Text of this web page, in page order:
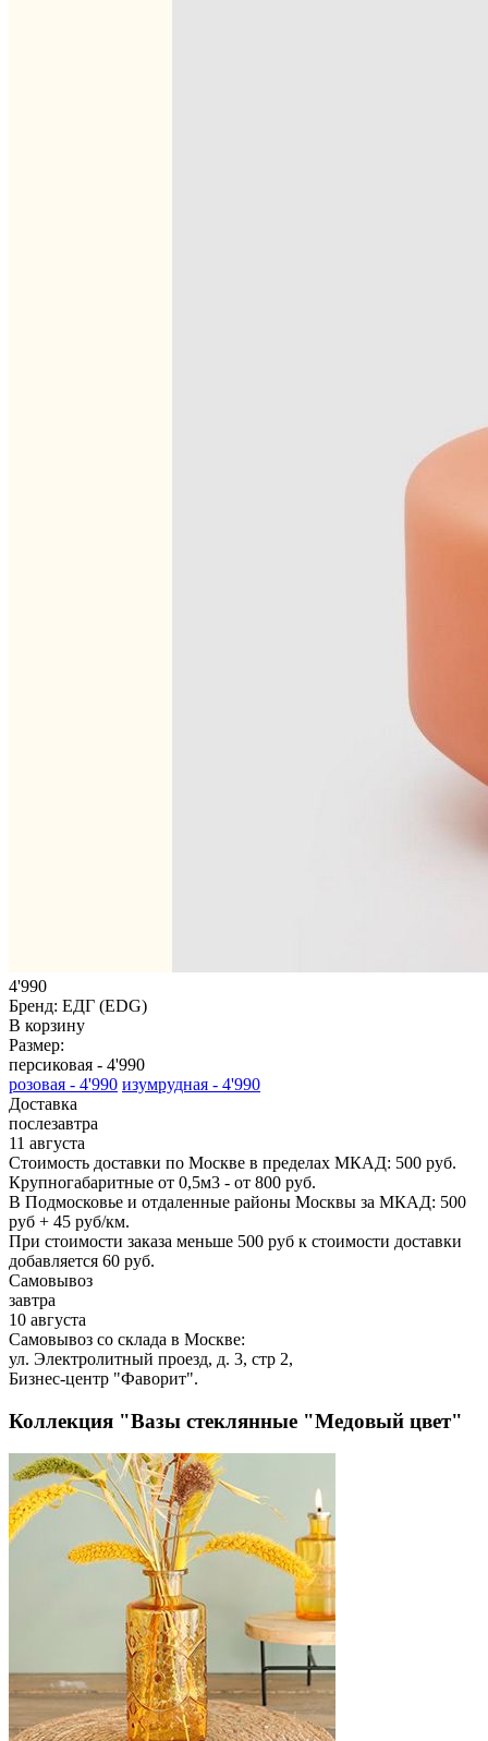
4'990
Бренд: ЕДГ (EDG)
В корзину
Размер:
персиковая - 4'990
розовая - 4'990 изумрудная - 4'990
Доставка
послезавтра
11 августа
Стоимость доставки по Москве в пределах МКАД: 500 руб.
Крупногабаритные от 0,5м3 - от 800 руб.
В Подмосковье и отдаленные районы Москвы за МКАД: 500
руб + 45 руб/км.
При стоимости заказа меньше 500 руб к стоимости доставки
добавляется 60 руб.
Самовывоз
завтра
10 августа
Самовывоз со склада в Москве:
ул. Электролитный проезд, д. 3, стр 2,
Бизнес-центр "Фаворит".
Коллекция "Вазы стеклянные "Медовый цвет"